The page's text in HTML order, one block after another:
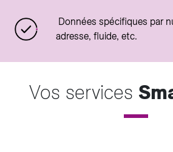
Données spécifiques par
adresse, fluide, etc.
Vos services